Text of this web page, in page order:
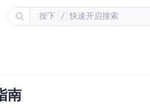
按下 / 快速开启搜索
南